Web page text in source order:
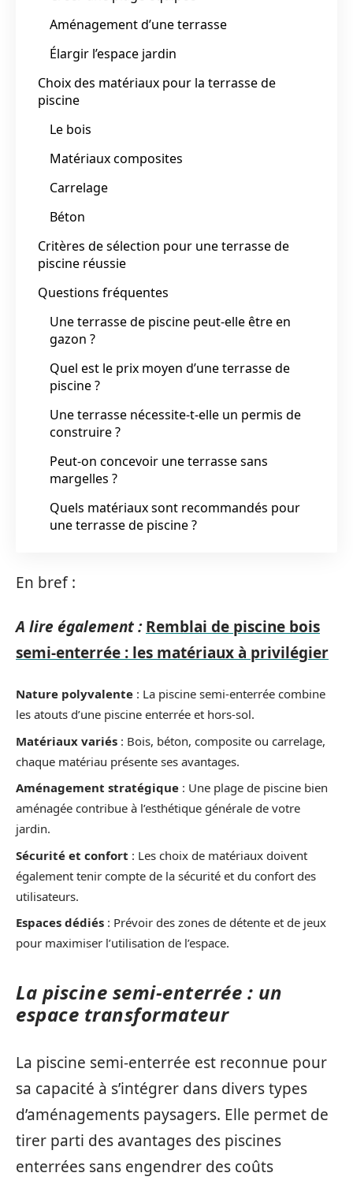
Aménagement d’une terrasse
Élargir l’espace jardin
Choix des matériaux pour la terrasse de
piscine
Le bois
Matériaux composites
Carrelage
Béton
Critères de sélection pour une terrasse de
piscine réussie
Questions fréquentes
Une terrasse de piscine peut-elle être en
gazon ?
Quel est le prix moyen d’une terrasse de
piscine ?
Une terrasse nécessite-t-elle un permis de
construire ?
Peut-on concevoir une terrasse sans
margelles ?
Quels matériaux sont recommandés pour
une terrasse de piscine ?
En bref :
A lire également : Remblai de piscine bois
semi-enterrée : les matériaux à privilégier
Nature polyvalente : La piscine semi-enterrée combine
les atouts d’une piscine enterrée et hors-sol.
Matériaux variés : Bois, béton, composite ou carrelage,
chaque matériau présente ses avantages.
Aménagement stratégique : Une plage de piscine bien
aménagée contribue à l’esthétique générale de votre
jardin.
Sécurité et confort : Les choix de matériaux doivent
également tenir compte de la sécurité et du confort des
utilisateurs.
Espaces dédiés : Prévoir des zones de détente et de jeux
pour maximiser l’utilisation de l’espace.
La piscine semi-enterrée : un
espace transformateur
La piscine semi-enterrée est reconnue pour
sa capacité à s’intégrer dans divers types
d’aménagements paysagers. Elle permet de
tirer parti des avantages des piscines
enterrées sans engendrer des coûts